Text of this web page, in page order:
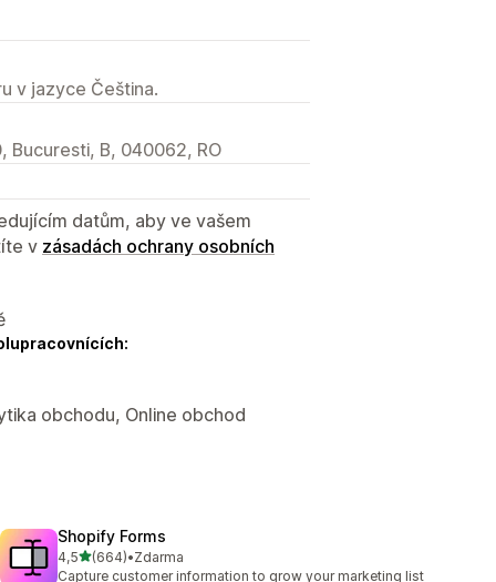
v jazyce Čeština.
Bucuresti, B, 040062, RO
datům, aby ve vašem
v zásadách ochrany osobních
obchodu, Online obchod
Shopify Forms
4,5z 5 hvězd
(664)
Celkový počet recenzí: 664
•Zdarma
Capture customer information to grow your marketing list